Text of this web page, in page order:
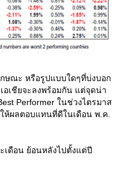
ษณะ หรือรูปแบบใดๆที่บ่งบอก
อเชียจะลงพร้อมกัน แต่จุดน่า
Performer ในช่วงไตรมาส
ห้ผลตอบแทนที่ดีในเดือน พ.ค.
เดือน ย้อนหลังไปตั้งแต่ปี